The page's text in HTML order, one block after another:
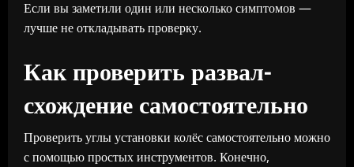
Если вы заметили один или несколько симптомов —
лучше не откладывать проверку.
Как проверить развал-
схождение самостоятельно
Проверить углы установки колёс самостоятельно можно
с помощью простых инструментов. Конечно,